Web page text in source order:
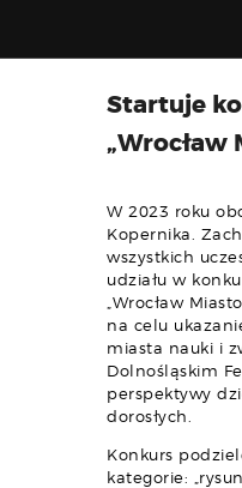
POZNAJ,
KONTAKT
Startuje
„Wrocław
W 2023 roku
Kopernika.
wszystkich
udziału w
„Wrocław
na celu
miasta nauki i
Dolnośląskim
perspektywy
dorosłych.
Konkurs
kategorie: